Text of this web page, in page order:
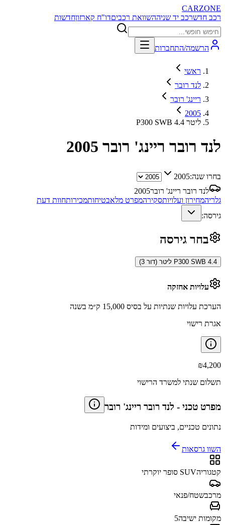
CARZONE
רכב חדשרכב יד שניההשוואת רכביםדו"ח קארזוןחדשות
הרשמה/התחברות
ראשי
לנד רובר
ריינג' רובר
2005
P300 SWB 4.4 ליטר
לנד רובר ריינג' רובר 2005
בחרו שנה:2005
לנד רובר ריינג' רובר2005
גלריהמחירון ועלויותסקירהמפרט מלאבטיחותמכירותחוות דעת
גירסה:
בחר גירסה
P300 SWB 4.4 ליטר (דור 3)
עלויות אחזקה
הערכת עלויות שנתיות על בסיס 15,000 ק״מ בשנה
אגרת רישוי
₪4,200
תשלום שנתי למשרד הרישוי
מפרט טכני - לנד רובר ריינג' רובר
נתונים טכניים, ביצועים ומידות
השוו גרסאות
קטגוריהSUV סופר יוקרתי
מרכבשטח/פנאי
מקומות ישיבה5